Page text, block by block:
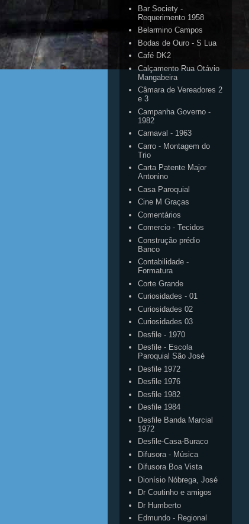
Bar Society -
Requerimento 1958
Belarmino Campos
Bodas de Ouro - S Lua
Café DK2
Calçamento Rua Otávio
Mangabeira
Câmara de Vereadores 2
e 3
Campanha Governo -
1982
Carnaval - 1963
Carro - Montagem do
Trio
Carta Patente Major
Antonino
Casa Paroquial
Cine M Graças
Comentários
Comercio - Tecidos
Construção prédio
Banco
Contabilidade -
Formatura
Corte Grande
Curiosidades - 01
Curiosidades 02
Curiosidades 03
Desfile - 1970
Desfile - Escola
Paroquial São José
Desfile 1972
Desfile 1976
Desfile 1982
Desfile 1984
Desfile Banda Marcial
1972
Desfile-Casa-Buraco
Difusora - Música
Difusora Boa Vista
Dionísio Nóbrega, José
Dr Coutinho e amigos
Dr Humberto
Edmundo - Regional